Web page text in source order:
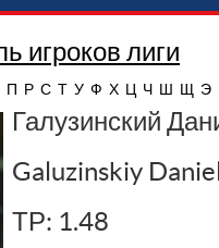
игроков лиги
П Р С Т У Ф Х Ц Ч Ш Щ Э
Галузинский
Galuzinskiy
ТР: 1.48